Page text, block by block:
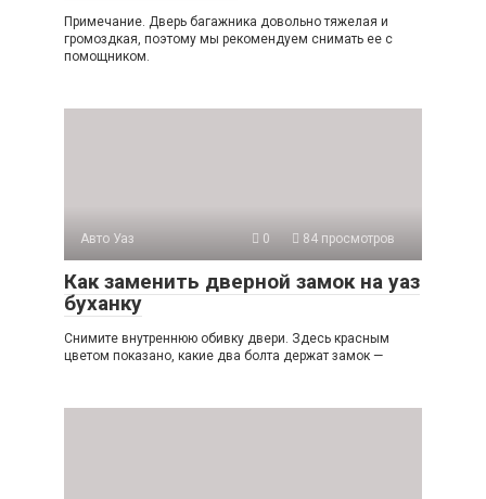
Примечание. Дверь багажника довольно тяжелая и
громоздкая, поэтому мы рекомендуем снимать ее с
помощником.
Авто Уаз 0 84 просмотров
Как заменить дверной замок на уаз
буханку
Снимите внутреннюю обивку двери. Здесь красным
цветом показано, какие два болта держат замок —